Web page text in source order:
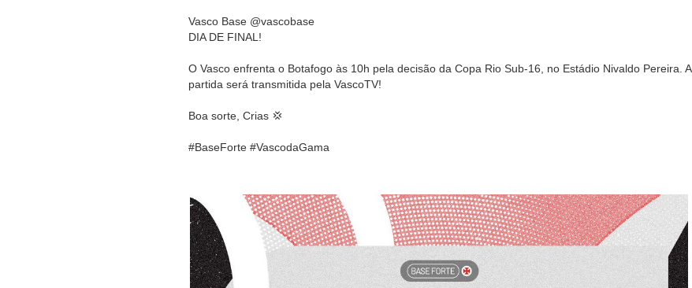
Vasco Base @vascobase
DIA DE FINAL!
O Vasco enfrenta o Botafogo às 10h pela decisão da Copa Rio Sub-16, no Estádio Nivaldo Pereira. A
partida será transmitida pela VascoTV!
Boa sorte, Crias 💢
#BaseForte #VascodaGama